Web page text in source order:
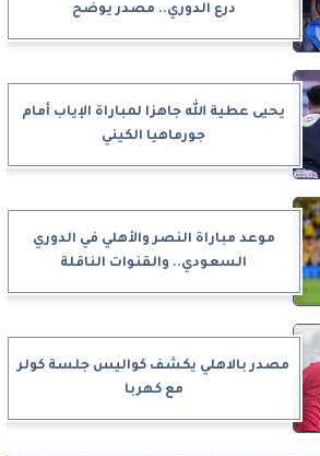
درع الدوري.. مصدر يوضح
يحيى عطية الله جاهزا لمباراة الإياب أمام
جورماهيا الكيني
موعد مباراة النصر والأهلي في الدوري
السعودي.. والقنوات الناقلة
مصدر بالاهلي يكشف كواليس جلسة كولر
مع كهربا